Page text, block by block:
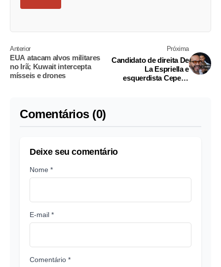
Anterior
EUA atacam alvos militares
no Irã; Kuwait intercepta
mísseis e drones
Próxima
Candidato de direita De
La Espriella e
esquerdista Cepeda
Comentários (0)
Deixe seu comentário
Nome *
E-mail *
Comentário *